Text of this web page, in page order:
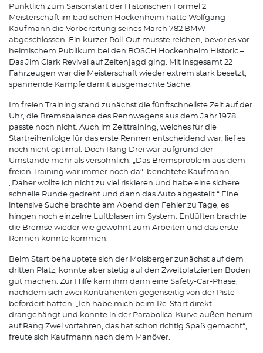
Pünktlich zum Saisonstart der Historischen Formel 2
Meisterschaft im badischen Hockenheim hatte Wolfgang
Kaufmann die Vorbereitung seines March 782 BMW
abgeschlossen. Ein kurzer Roll-Out musste reichen, bevor es vor
heimischem Publikum bei den BOSCH Hockenheim Historic –
Das Jim Clark Revival auf Zeitenjagd ging. Mit insgesamt 22
Fahrzeugen war die Meisterschaft wieder extrem stark besetzt,
spannende Kämpfe damit ausgemachte Sache.
Im freien Training stand zunächst die fünftschnellste Zeit auf der
Uhr, die Bremsbalance des Rennwagens aus dem Jahr 1978
passte noch nicht. Auch im Zeittraining, welches für die
Startreihenfolge für das erste Rennen entscheidend war, lief es
noch nicht optimal. Doch Rang Drei war aufgrund der
Umstände mehr als versöhnlich. „Das Bremsproblem aus dem
freien Training war immer noch da“, berichtete Kaufmann.
„Daher wollte ich nicht zu viel riskieren und habe eine sichere
schnelle Runde gedreht und dann das Auto abgestellt.“ Eine
intensive Suche brachte am Abend den Fehler zu Tage, es
hingen noch einzelne Luftblasen im System. Entlüften brachte
die Bremse wieder wie gewohnt zum Arbeiten und das erste
Rennen konnte kommen.
Beim Start behauptete sich der Molsberger zunächst auf dem
dritten Platz, konnte aber stetig auf den Zweitplatzierten Boden
gut machen. Zur Hilfe kam ihm dann eine Safety-Car-Phase,
nachdem sich zwei Kontrahenten gegenseitig von der Piste
befördert hatten. „Ich habe mich beim Re-Start direkt
drangehängt und konnte in der Parabolica-Kurve außen herum
auf Rang Zwei vorfahren, das hat schon richtig Spaß gemacht“,
freute sich Kaufmann nach dem Manöver.